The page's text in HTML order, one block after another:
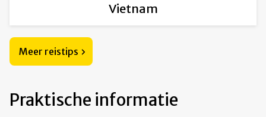
Vietnam
Meer reistips
Praktische informatie